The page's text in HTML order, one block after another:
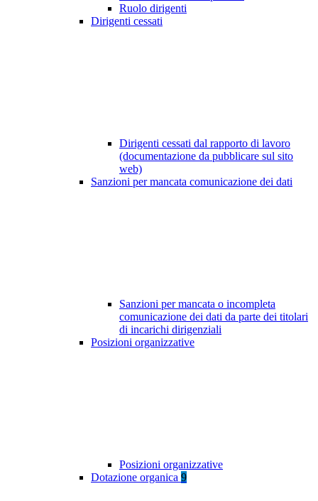
Ruolo dirigenti
Dirigenti cessati
Dirigenti cessati dal rapporto di lavoro
(documentazione da pubblicare sul sito
web)
Sanzioni per mancata comunicazione dei dati
Sanzioni per mancata o incompleta
comunicazione dei dati da parte dei titolari
di incarichi dirigenziali
Posizioni organizzative
Posizioni organizzative
Dotazione organica 9